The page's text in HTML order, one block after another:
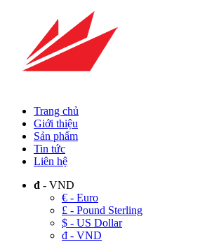
Trang chủ
Giới thiệu
Sản phẩm
Tin tức
Liên hệ
đ - VND
€ - Euro
£ - Pound Sterling
$ - US Dollar
đ - VND